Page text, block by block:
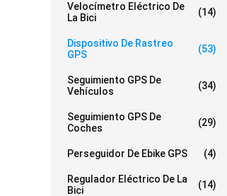
Velocímetro Eléctrico De
La Bici
(14)
Dispositivo De Rastreo
GPS
(53)
Seguimiento GPS De
Vehículos
(34)
Seguimiento GPS De
Coches
(29)
Perseguidor De Ebike GPS (4)
Regulador Eléctrico De La
Bici
(14)